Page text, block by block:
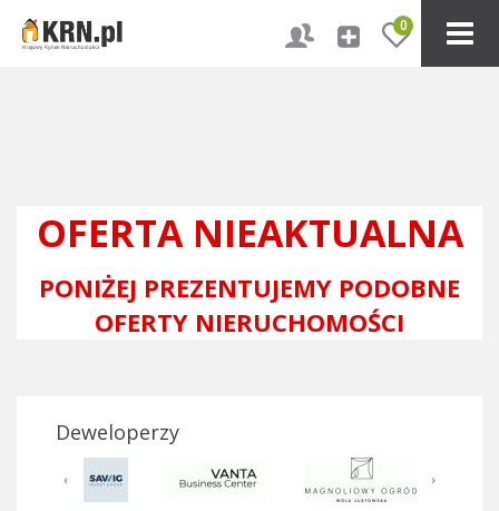
0
OFERTA NIEAKTUALNA
PONIŻEJ PREZENTUJEMY PODOBNE
OFERTY NIERUCHOMOŚCI
Deweloperzy